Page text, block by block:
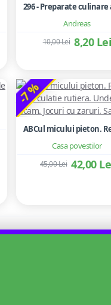
Andreas
8,20 Lei
10,00 Lei
-7 %
Casa povestilor
42,00
45,00 Lei